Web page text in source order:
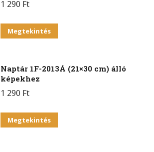
1 290 Ft
Megtekintés
Naptár 1F-2013Á (21×30 cm) álló
képekhez
1 290 Ft
Megtekintés